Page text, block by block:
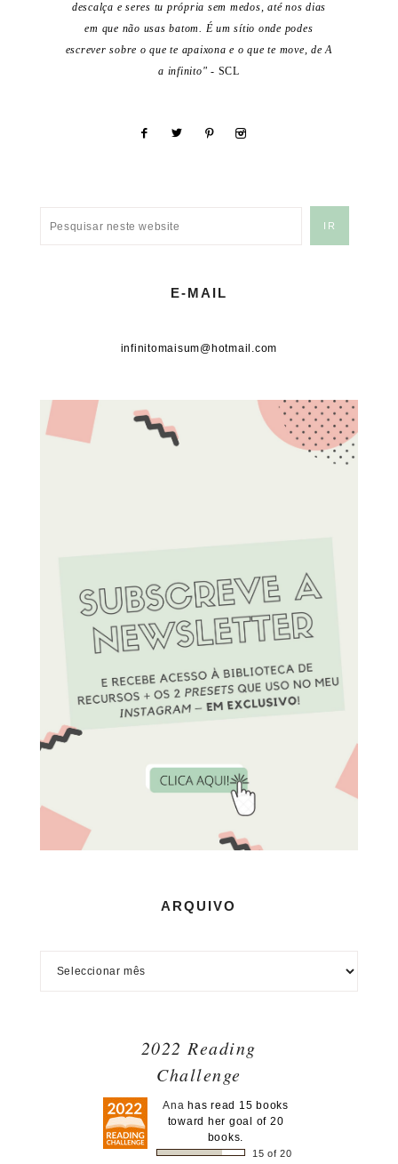
descalça e seres tu própria sem medos, até nos dias
em que não usas batom. É um sítio onde podes
escrever sobre o que te apaixona e o que te move, de A
a infinito"- SCL
E-MAIL
infinitomaisum@hotmail.com
ARQUIVO
2022 Reading
Challenge
Ana has read 15 books
toward her goal of 20
books.
15 of 20